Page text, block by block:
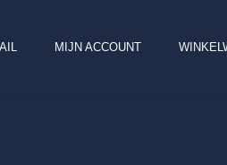
MIJN ACCOUNT